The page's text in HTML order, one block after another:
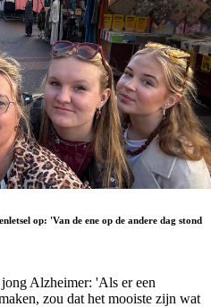
op: 'Van de ene op de andere dag stond